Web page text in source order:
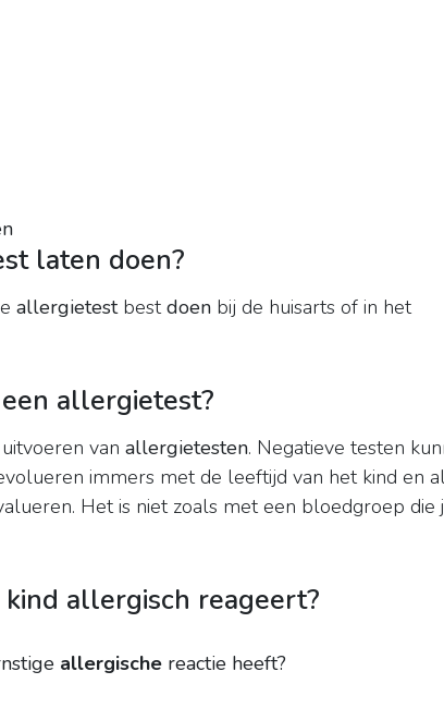
laten doen?
allergietestbestdoen bij de huisarts of in het
allergietest?
van allergietesten. Negatieve testen
immers met de leeftijd van het kind en
Het is niet zoals met een bloedgroep die
allergisch reageert?
allergische reactie heeft?